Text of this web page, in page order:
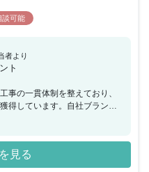
談可能
者より
ト
事の一貫体制を整えており、
得しています。自社ブランド
技術開発プロジェクトで認め
をフルに活かしながら活躍し
張った成果は賞与・昇給に反
かり認める社風がございま
見る